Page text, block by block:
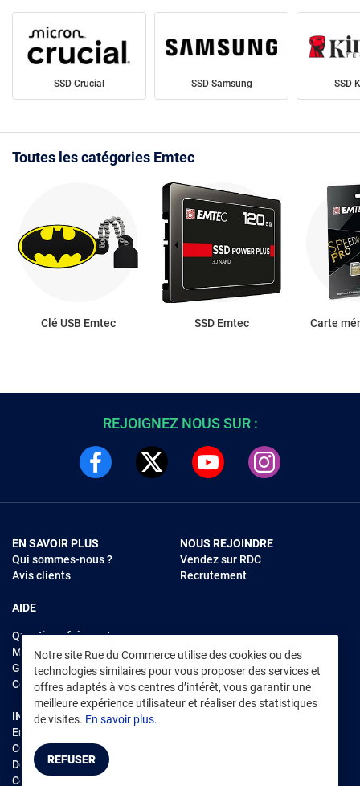
SSD Crucial SSD Samsung SSD
Toutes les catégories Emtec
Clé USB Emtec SSD Emtec Carte
REJOIGNEZ NOUS SUR :
EN SAVOIR PLUS
Qui sommes-nous ?
Avis clients
AIDE
Questions fréquentes
Modes de règlements
Garantie et retours
Contacter Rue du Commerce
NOUS REJOINDRE
Vendez sur RDC
Recrutement
INFORMATIONS LÉGALES
Environnement
CGV /CGU Marketplace
Données personnelles
Cookies
Notre site Rue du Commerce utilise des cookies ou des
technologies similaires pour vous proposer des services et
offres adaptés à vos centres d’intérêt, vous garantir une
meilleure expérience utilisateur et réaliser des statistiques
de visites. En savoir plus.
REFUSER